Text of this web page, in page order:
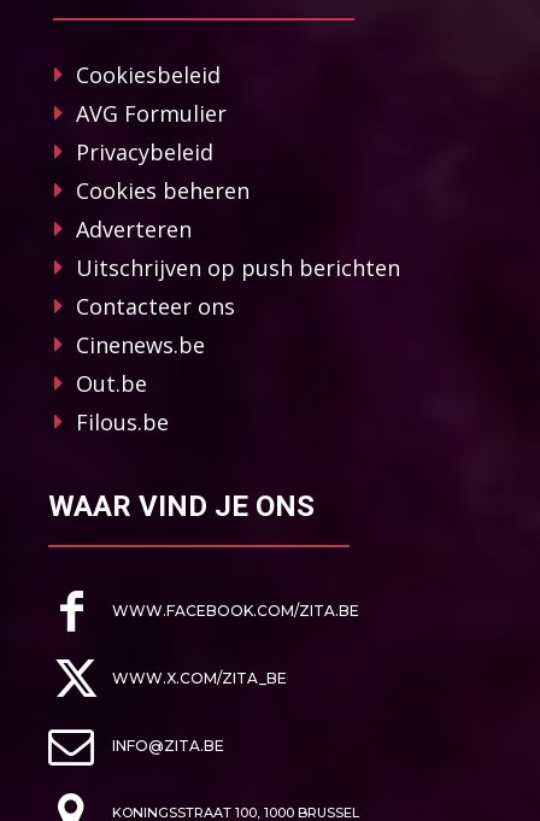
Cookiesbeleid
AVG Formulier
Privacybeleid
Cookies beheren
Adverteren
Uitschrijven op push berichten
Contacteer ons
Cinenews.be
Out.be
Filous.be
WAAR VIND JE ONS
WWW.FACEBOOK.COM/ZITA.BE
WWW.X.COM/ZITA_BE
INFO@ZITA.BE
KONINGSSTRAAT 100, 1000 BRUSSEL